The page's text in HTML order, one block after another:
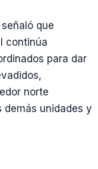
que
continúa
para dar
norte
demás unidades y